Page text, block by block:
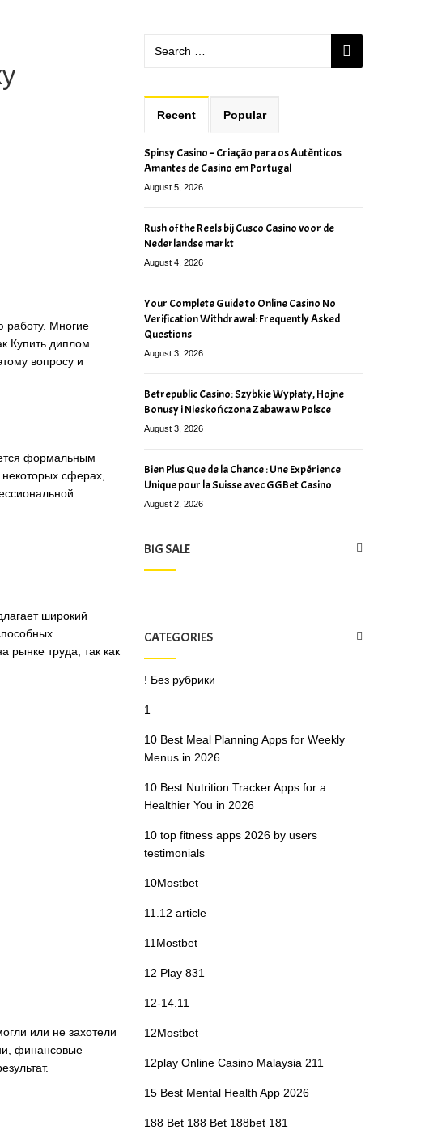
работу. Многие
Купить диплом
вопросу и
формальным
сферах,
широкий
рынке труда, так как
или не захотели
финансовые
Recent Popular
Spinsy Casino – Criação para os Autênticos
Amantes de Casino em Portugal
August 5, 2026
Rush of the Reels bij Cusco Casino voor de
Nederlandse markt
August 4, 2026
Your Complete Guide to Online Casino No
Verification Withdrawal: Frequently Asked
Questions
August 3, 2026
Betrepublic Casino: Szybkie Wypłaty, Hojne
Bonusy i Nieskończona Zabawa w Polsce
August 3, 2026
Bien Plus Que de la Chance : Une Expérience
Unique pour la Suisse avec GGBet Casino
August 2, 2026
BIG SALE
CATEGORIES
! Без рубрики
1
10 Best Meal Planning Apps for Weekly
Menus in 2026
10 Best Nutrition Tracker Apps for a
Healthier You in 2026
10 top fitness apps 2026 by users
testimonials
10Mostbet
11.12 article
11Mostbet
12 Play 831
12-14.11
12Mostbet
12play Online Casino Malaysia 211
15 Best Mental Health App 2026
188 Bet 188 Bet 188bet 181